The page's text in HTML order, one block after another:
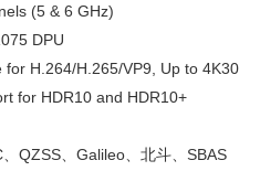
(5 & 6 GHz)
DPU
H.264/H.265/VP9, Up to 4K30
for HDR10 and HDR10+
、Galileo、北斗、SBAS